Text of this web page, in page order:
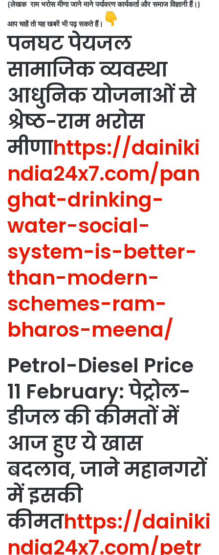
(लेखक राम भरोस मीणा जाने माने पर्यावरण कार्यकर्ता और समाज विज्ञानी हैं।)
आप चाहें तो यह खबरें भी पढ़ सकते हैं।
पनघट पेयजल
सामाजिक व्यवस्था
आधुनिक योजनाओं से
श्रेष्ठ-राम भरोस
मीणाhttps://dainiki
ndia24x7.com/pan
ghat-drinking-
water-social-
system-is-better-
than-modern-
schemes-ram-
bharos-meena/
Petrol-Diesel Price
11 February: पेट्रोल-
डीजल की कीमतों में
आज हुए ये खास
बदलाव, जाने महानगरों
में इसकी
कीमतhttps://dainiki
ndia24x7.com/petr